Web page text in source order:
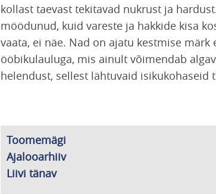
kollast taevast tekitavad nukrust ja
möödunud, kuid vareste ja hakkide kisa
vaata, ei näe. Nad on ajatu kestmise
ööbikulauluga, mis ainult võimendab
helendust, sellest lähtuvaid isikukohaseid
Toomemägi
Ajalooarhiiv
Liivi tänav